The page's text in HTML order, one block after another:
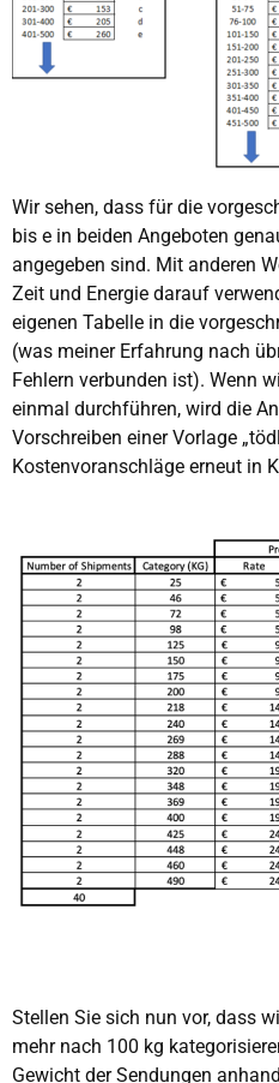
Wir sehen, dass für die
bis e in beiden Angeboten
angegeben sind. Mit anderen
Zeit und Energie darauf
eigenen Tabelle in die
(was meiner Erfahrung nach
Fehlern verbunden ist). Wenn
einmal durchführen, wird die
Vorschreiben einer Vorlage
Kostenvoranschläge erneut in
Stellen Sie sich nun vor, dass
mehr nach 100 kg
Gewicht der Sendungen